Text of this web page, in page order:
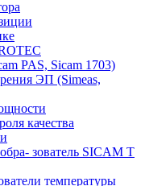
PAS, Sicam 1703)
ЭП (Simeas,
качества
зователь SICAM T
температуры